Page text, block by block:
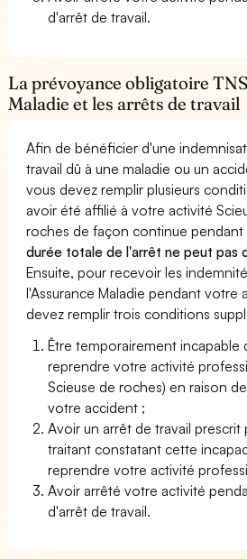
d'arrêt de travail.
La prévoyance obligatoire
Maladie et les arrêts de travail
Afin de bénéficier d'une
travail dû à une maladie ou un
vous devez remplir plusieurs
avoir été affilié à votre activité
roches de façon continue pendant
durée totale de l'arrêt ne peut pas
Ensuite, pour recevoir les
l'Assurance Maladie pendant votre
devez remplir trois conditions
Être temporairement incapable
reprendre votre activité
Scieuse de roches) en raison
votre accident ;
Avoir un arrêt de travail
traitant constatant cette
reprendre votre activité
Avoir arrêté votre activité
d'arrêt de travail.